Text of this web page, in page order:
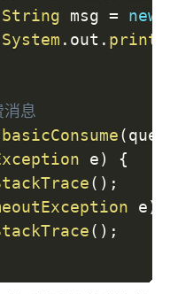
String msg = new
System . out .
息
basicConsume(
e)
{
( ) ;
e)
( ) ;